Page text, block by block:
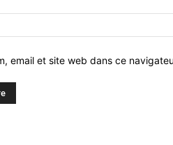
email et site web dans ce